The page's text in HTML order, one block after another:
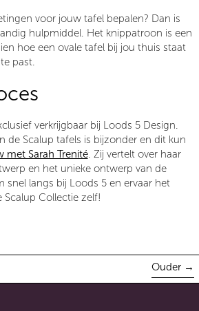
voor jouw tafel bepalen? Dan is
hulpmiddel. Het knippatroon is een
hoe een ovale tafel bij jou thuis staat
past.
verkrijgbaar bij Loods 5 Design.
de Scalup tafels is bijzonder en dit kun
met Sarah Trenité. Zij vertelt over haar
en het unieke ontwerp van de
snel langs bij Loods 5 en ervaar het
Collectie zelf!
Ouder